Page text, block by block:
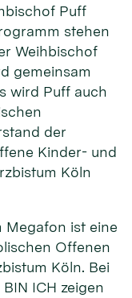
Puff
stehen
Weihbischof
gemeinsam
wird Puff auch
der
Kinder- und
Köln
Megafon ist eine
Offenen
Köln. Bei
ICH zeigen